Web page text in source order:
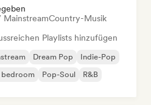
MainstreamCountry-Musik
Playlists hinzufügen
Dream Pop
Indie-Pop
bedroom Pop-Soul R&B